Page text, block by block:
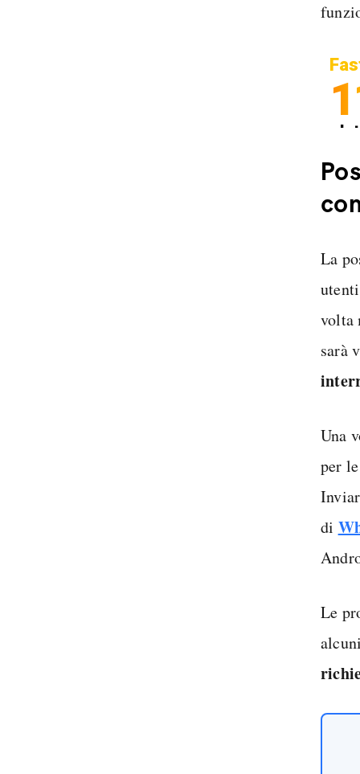
La
volta
sarà
Una
per
di
Le